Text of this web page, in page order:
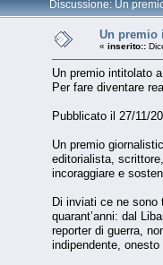
Discussione: Un
Un premio
« inserito::
Un premio intitolato
Per fare diventare
Pubblicato il 27/11/
Un premio
editorialista,
incoraggiare e
Di inviati ce ne sono
quarant’anni: dal
reporter di guerra,
indipendente, onesto